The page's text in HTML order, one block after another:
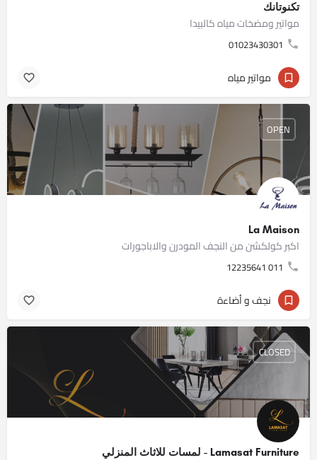
تكنوتانك
مواتير ومضخات مياه كالبيدا
01023430301
مواتير مياه
La Maison
اكبر كولكشن من النجف المودرن والاباجورات
011 12235641
OPEN
نجف و أضاءة
Lamasat Furniture - لمسات للاثاث المنزلي
CLOSED